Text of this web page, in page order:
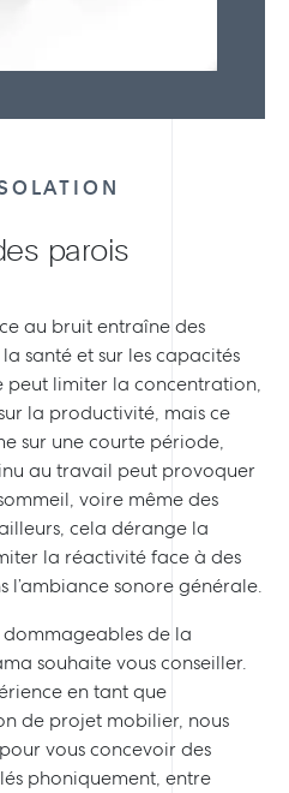
parois
au bruit entraîne des
santé et sur les capacités
peut limiter la concentration,
la productivité, mais ce
sur une courte période,
au travail peut provoquer
voire même des
cela dérange la
la réactivité face à des
l’ambiance sonore générale.
dommageables de la
souhaite vous conseiller.
en tant que
de projet mobilier, nous
vous concevoir des
phoniquement, entre